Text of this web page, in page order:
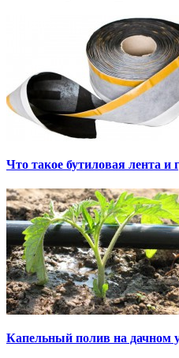
Что такое бутиловая лента и
Капельный полив на дачном